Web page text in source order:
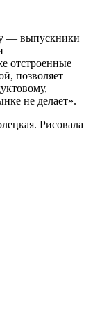
— выпускники
отстроенные
позволяет
не делает».
Рисовала